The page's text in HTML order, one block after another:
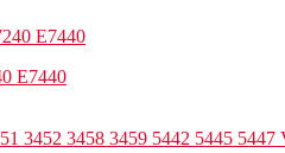
E7440